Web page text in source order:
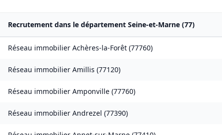
Recrutement dans le département Seine-et-Marne (77)
Réseau immobilier Achères-la-Forêt (77760)
Réseau immobilier Amillis (77120)
Réseau immobilier Amponville (77760)
Réseau immobilier Andrezel (77390)